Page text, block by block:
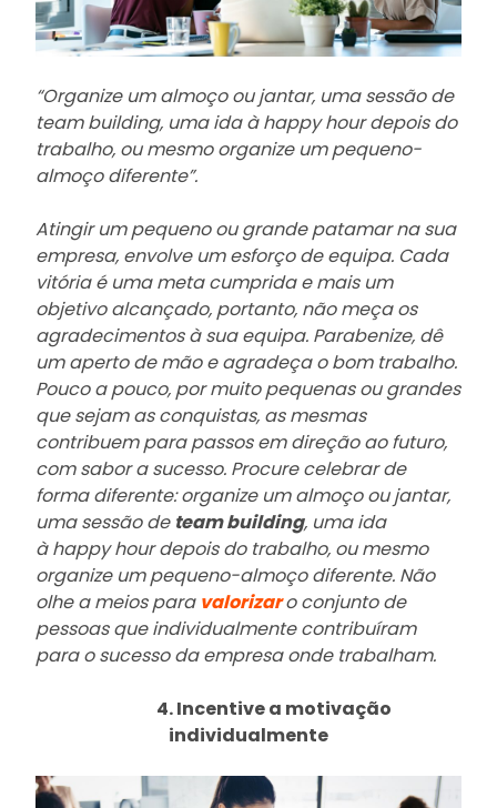
“Organize um almoço ou jantar, uma sessão de
team building, uma ida à happy hour depois do
trabalho, ou mesmo organize um pequeno-
almoço diferente”.
Atingir um pequeno ou grande patamar na sua
empresa, envolve um esforço de equipa. Cada
vitória é uma meta cumprida e mais um
objetivo alcançado, portanto, não meça os
agradecimentos à sua equipa. Parabenize, dê
um aperto de mão e agradeça o bom trabalho.
Pouco a pouco, por muito pequenas ou grandes
que sejam as conquistas, as mesmas
contribuem para passos em direção ao futuro,
com sabor a sucesso. Procure celebrar de
forma diferente: organize um almoço ou jantar,
uma sessão de team building, uma ida
à happy hour depois do trabalho, ou mesmo
organize um pequeno-almoço diferente. Não
olhe a meios para valorizaro conjunto de
pessoas que individualmente contribuíram
para o sucesso da empresa onde trabalham.
4. Incentive a motivação
individualmente